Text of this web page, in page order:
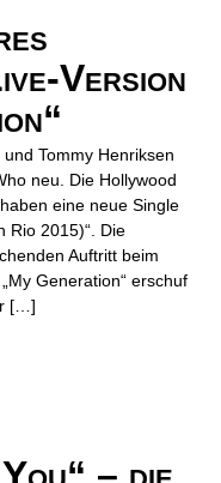
Version
Tommy Henriksen
neu. Die Hollywood
eine neue Single
Rio 2015)“. Die
Auftritt beim
Generation“ erschuf
[…]